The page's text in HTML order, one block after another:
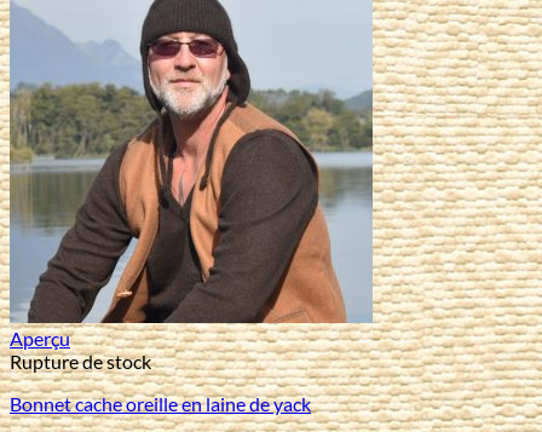
Aperçu
Rupture de stock
Bonnet cache oreille en laine de yack